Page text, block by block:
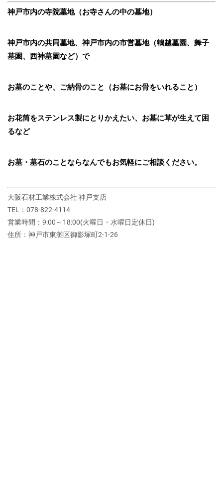
神戸市内の寺院墓地（お寺さんの中の墓地）
神戸市内の共同墓地、神戸市内の市営墓地（鵯越墓園、舞子
墓園、西神墓園など）で
お墓のことや、ご納骨のこと（お墓にお骨をいれること）
お花筒をステンレス製にとりかえたい、お墓に草が生えて困
るなど
お墓・墓石のことならなんでもお気軽にご相談ください。
大阪石材工業株式会社 神戸支店
TEL：078-822-4114
営業時間：9:00～18:00(火曜日・水曜日定休日)
住所：神戸市東灘区御影塚町2‐1‐26